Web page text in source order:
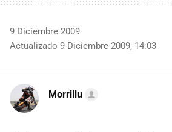
9 Diciembre 2009
Actualizado 9 Diciembre 2009, 14:03
Morrillu